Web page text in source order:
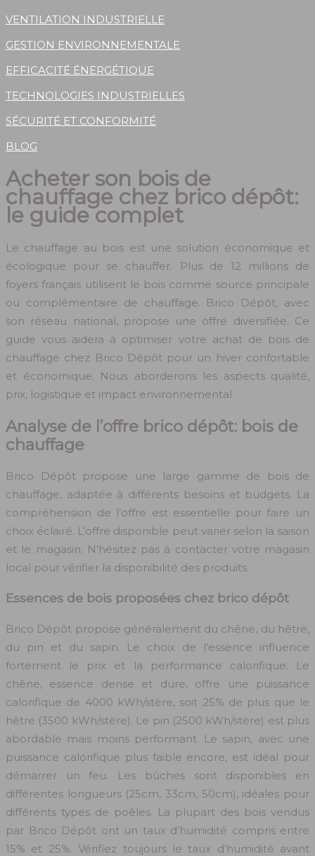
VENTILATION INDUSTRIELLE
GESTION ENVIRONNEMENTALE
EFFICACITÉ ÉNERGÉTIQUE
TECHNOLOGIES INDUSTRIELLES
SÉCURITÉ ET CONFORMITÉ
BLOG
Acheter son bois de
chauffage chez brico dépôt:
le guide complet
Le chauffage au bois est une solution économique et
écologique pour se chauffer. Plus de 12 millions de
foyers français utilisent le bois comme source principale
ou complémentaire de chauffage. Brico Dépôt, avec
son réseau national, propose une offre diversifiée. Ce
guide vous aidera à optimiser votre achat de bois de
chauffage chez Brico Dépôt pour un hiver confortable
et économique. Nous aborderons les aspects qualité,
prix, logistique et impact environnemental.
Analyse de l’offre brico dépôt: bois de
chauffage
Brico Dépôt propose une large gamme de bois de
chauffage, adaptée à différents besoins et budgets. La
compréhension de l’offre est essentielle pour faire un
choix éclairé. L’offre disponible peut varier selon la saison
et le magasin. N’hésitez pas à contacter votre magasin
local pour vérifier la disponibilité des produits.
Essences de bois proposées chez brico dépôt
Brico Dépôt propose généralement du chêne, du hêtre,
du pin et du sapin. Le choix de l’essence influence
fortement le prix et la performance calorifique. Le
chêne, essence dense et dure, offre une puissance
calorifique de 4000 kWh/stère, soit 25% de plus que le
hêtre (3500 kWh/stère). Le pin (2500 kWh/stère) est plus
abordable mais moins performant. Le sapin, avec une
puissance calorifique plus faible encore, est idéal pour
démarrer un feu. Les bûches sont disponibles en
différentes longueurs (25cm, 33cm, 50cm), idéales pour
différents types de poêles. La plupart des bois vendus
par Brico Dépôt ont un taux d’humidité compris entre
15% et 25%. Vérifiez toujours le taux d’humidité avant